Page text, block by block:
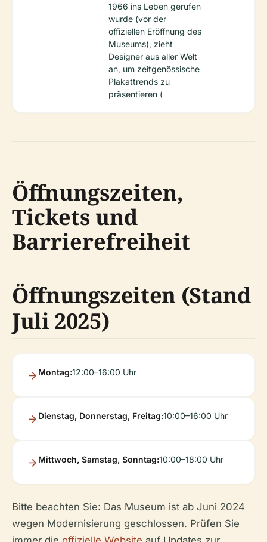
1966 ins Leben gerufen
wurde (vor der
offiziellen Eröffnung des
Museums), zieht
Designer aus aller Welt
an, um zeitgenössische
Plakattrends zu
präsentieren (
Öffnungszeiten,
Tickets und
Barrierefreiheit
Öffnungszeiten (Stand
Juli 2025)
Montag:12:00–16:00 Uhr
Dienstag, Donnerstag, Freitag:10:00–16:00 Uhr
Mittwoch, Samstag, Sonntag:10:00–18:00 Uhr
Bitte beachten Sie: Das Museum ist ab Juni 2024
wegen Modernisierung geschlossen. Prüfen Sie